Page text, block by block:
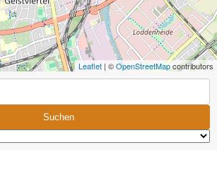
Leaflet | ©OpenStreetMapcontributors
Suchen